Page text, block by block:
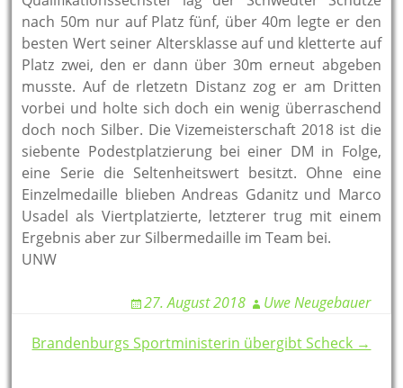
nach 50m nur auf Platz fünf, über 40m legte er den
besten Wert seiner Altersklasse auf und kletterte auf
Platz zwei, den er dann über 30m erneut abgeben
musste. Auf de rletzetn Distanz zog er am Dritten
vorbei und holte sich doch ein wenig überraschend
doch noch Silber. Die Vizemeisterschaft 2018 ist die
siebente Podestplatzierung bei einer DM in Folge,
eine Serie die Seltenheitswert besitzt. Ohne eine
Einzelmedaille blieben Andreas Gdanitz und Marco
Usadel als Viertplatzierte, letzterer trug mit einem
Ergebnis aber zur Silbermedaille im Team bei.
UNW
27. August 2018 Uwe Neugebauer
Post
Brandenburgs Sportministerin übergibt Scheck →